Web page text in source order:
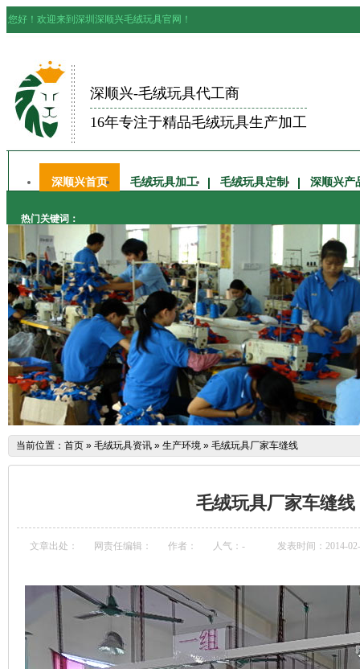
您好！欢迎来到深圳深顺兴毛绒玩具官网！
深顺兴-毛绒玩具代工商
16年专注于精品毛绒玩具生产加工
深顺兴首页 毛绒玩具加工 毛绒玩具定制 深顺兴产
热门关键词：
当前位置： 首页 » 毛绒玩具资讯 » 生产环境 » 毛绒玩具厂家车缝线
毛绒玩具厂家车缝线
文章出处： 网责任编辑： 作者： 人气： - 发表时间：2014-